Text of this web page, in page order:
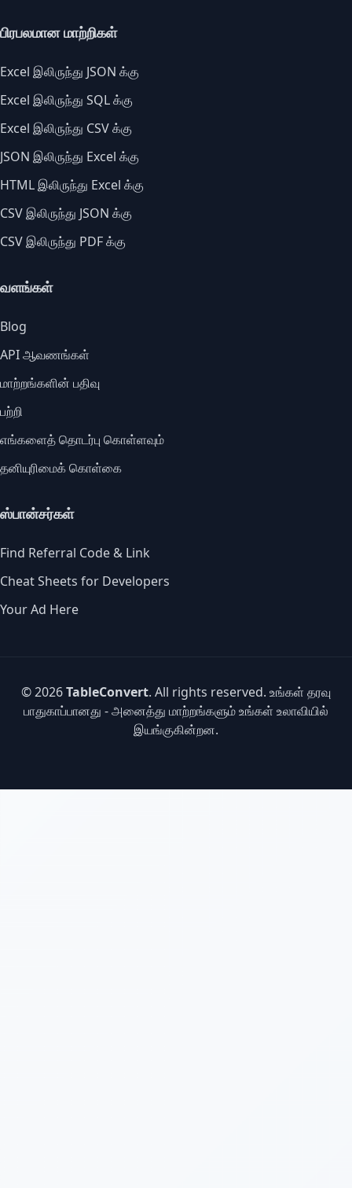
பிரபலமான மாற்றிகள்
Excel இலிருந்து JSON க்கு
Excel இலிருந்து SQL க்கு
Excel இலிருந்து CSV க்கு
JSON இலிருந்து Excel க்கு
HTML இலிருந்து Excel க்கு
CSV இலிருந்து JSON க்கு
CSV இலிருந்து PDF க்கு
வளங்கள்
Blog
API ஆவணங்கள்
மாற்றங்களின் பதிவு
பற்றி
எங்களைத் தொடர்பு கொள்ளவும்
தனியுரிமைக் கொள்கை
ஸ்பான்சர்கள்
Find Referral Code & Link
Cheat Sheets for Developers
Your Ad Here
© 2026TableConvert. All rights reserved. உங்கள் தரவு
பாதுகாப்பானது - அனைத்து மாற்றங்களும் உங்கள் உலாவியில்
இயங்குகின்றன.